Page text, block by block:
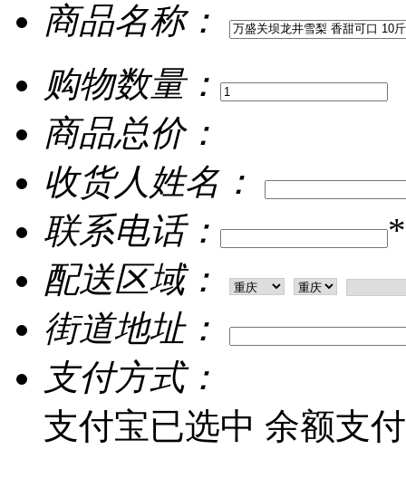
商品名称：
购物数量：
商品总价：
收货人姓名：
联系电话：
*
配送区域：
街道地址：
支付方式：
支付宝已选中 余额支付